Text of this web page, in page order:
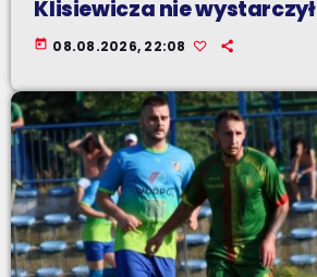
Klisiewicza nie wystarczył
today 08.08.2026, 22:08